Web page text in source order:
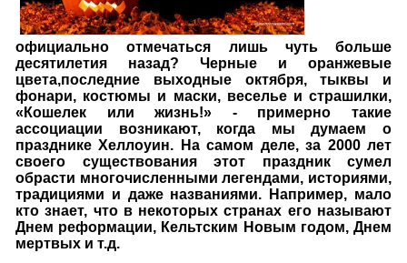
официально отмечаться лишь чуть больше
десятилетия назад? Черные и оранжевые
цвета,последние выходные октября, тыквы и
фонари, костюмы и маски, веселье и страшилки,
«Кошелек или жизнь!» - примерно такие
ассоциации возникают, когда мы думаем о
празднике Хеллоуин. На самом деле, за 2000 лет
своего существования этот праздник сумел
обрасти многочисленными легендами, историями,
традициями и даже названиями. Например, мало
кто знает, что в некоторых странах его называют
Днем реформации, Кельтским Новым годом, Днем
мертвых и т.д.